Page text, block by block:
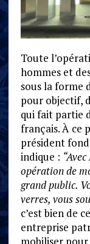
Toute
hommes et
sous la forme
pour objectif,
qui fait partie
français. À ce
président
indique :
opération de
grand public.
verres, vous
c’est bien de
entreprise